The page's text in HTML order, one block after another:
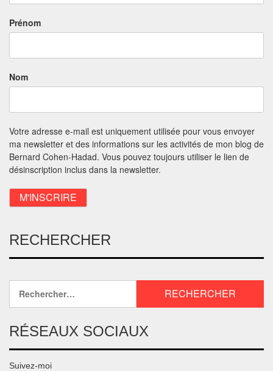
Prénom
Nom
Votre adresse e-mail est uniquement utilisée pour vous envoyer
ma newsletter et des informations sur les activités de mon blog de
Bernard Cohen-Hadad. Vous pouvez toujours utiliser le lien de
désinscription inclus dans la newsletter.
RECHERCHER
RÉSEAUX SOCIAUX
Suivez-moi